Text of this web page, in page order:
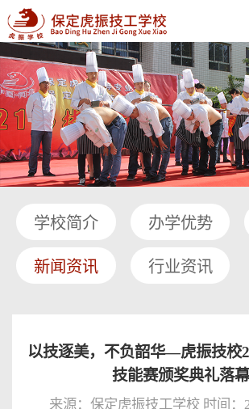
学校简介 办学优势
新闻资讯 行业资讯
以技逐美，不负韶华—虎振技校
技能赛颁奖典礼落幕
来源：保定虎振技工学校 时间：